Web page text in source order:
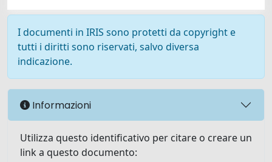
I documenti in IRIS sono protetti da copyright e
tutti i diritti sono riservati, salvo diversa
indicazione.
Informazioni
Utilizza questo identificativo per citare o creare un
link a questo documento: